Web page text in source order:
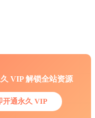
VIP 解锁全站资源
开通永久 VIP